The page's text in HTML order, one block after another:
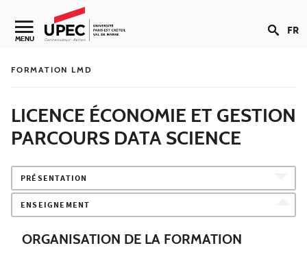
Aller au contenu
Navigation secondaire
MENU FR
FORMATION LMD
LICENCE ÉCONOMIE ET GESTION
PARCOURS DATA SCIENCE
PRÉSENTATION
ENSEIGNEMENT
ORGANISATION DE LA FORMATION